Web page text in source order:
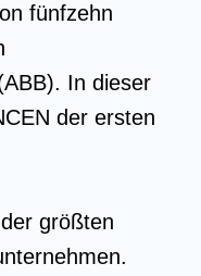
fünfzehn
In dieser
der ersten
größten